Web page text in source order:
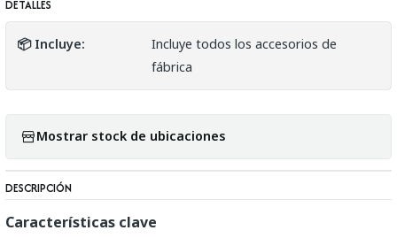
DETALLES
📦 Incluye:
Incluye todos los accesorios de
fábrica
Mostrar stock de ubicaciones
DESCRIPCIÓN
Características clave